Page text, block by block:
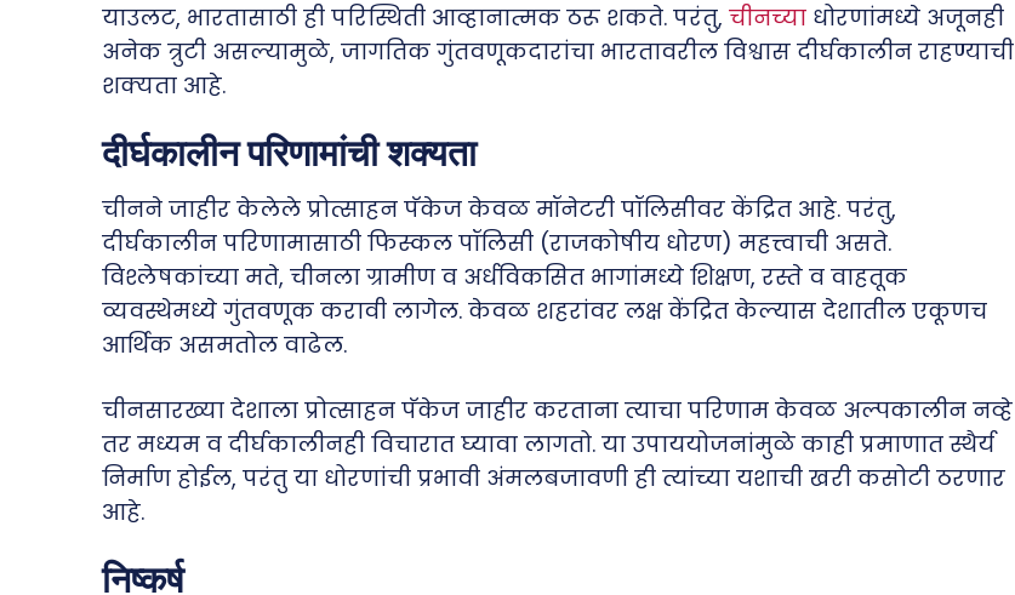
याउलट, भारतासाठी ही परिस्थिती आव्हानात्मक ठरू शकते. परंतु, चीनच्या धोरणांमध्ये अजूनही
अनेक त्रुटी असल्यामुळे, जागतिक गुंतवणूकदारांचा भारतावरील विश्वास दीर्घकालीन राहण्याची
शक्यता आहे.
दीर्घकालीन परिणामांची शक्यता
चीनने जाहीर केलेले प्रोत्साहन पॅकेज केवळ मॉनेटरी पॉलिसीवर केंद्रित आहे. परंतु,
दीर्घकालीन परिणामासाठी फिस्कल पॉलिसी (राजकोषीय धोरण) महत्त्वाची असते.
विश्लेषकांच्या मते, चीनला ग्रामीण व अर्धविकसित भागांमध्ये शिक्षण, रस्ते व वाहतूक
व्यवस्थेमध्ये गुंतवणूक करावी लागेल. केवळ शहरांवर लक्ष केंद्रित केल्यास देशातील एकूणच
आर्थिक असमतोल वाढेल.
चीनसारख्या देशाला प्रोत्साहन पॅकेज जाहीर करताना त्याचा परिणाम केवळ अल्पकालीन नव्हे
तर मध्यम व दीर्घकालीनही विचारात घ्यावा लागतो. या उपाययोजनांमुळे काही प्रमाणात स्थैर्य
निर्माण होईल, परंतु या धोरणांची प्रभावी अंमलबजावणी ही त्यांच्या यशाची खरी कसोटी ठरणार
आहे.
निष्कर्ष